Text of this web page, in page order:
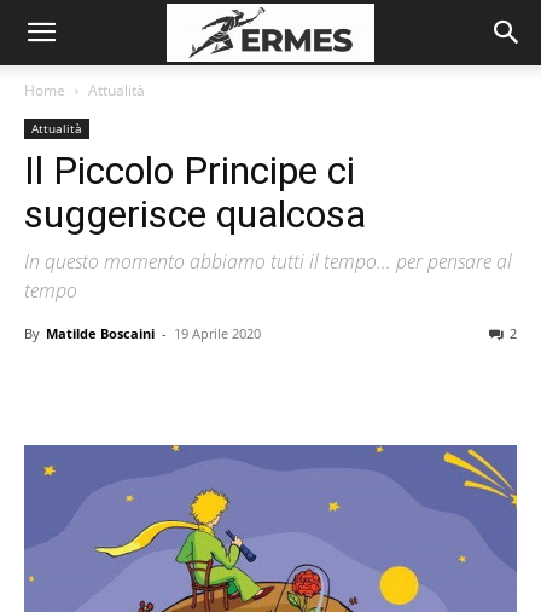
Home Attualità
Attualità
Il Piccolo Principe ci
suggerisce qualcosa
In questo momento abbiamo tutti il tempo… per pensare al
tempo
By Matilde Boscaini - 19 Aprile 2020 2